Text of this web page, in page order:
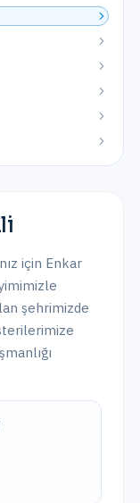
için Enkar
şehrimizde